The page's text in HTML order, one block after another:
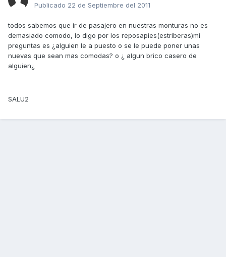
Publicado 22 de Septiembre del 2011
todos sabemos que ir de pasajero en nuestras monturas no es
demasiado comodo, lo digo por los reposapies(estriberas)mi
preguntas es ¿alguien le a puesto o se le puede poner unas
nuevas que sean mas comodas? o ¿ algun brico casero de
alguien¿
SALU2